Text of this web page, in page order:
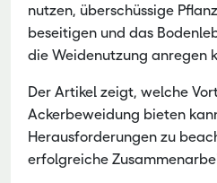
nutzen, überschüssige
beseitigen und das
die Weidenutzung anregen
Der Artikel zeigt, welche
Ackerbeweidung bieten
Herausforderungen zu
erfolgreiche